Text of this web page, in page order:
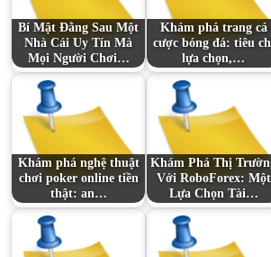
Bí Mật Đằng Sau Một
Nhà Cái Uy Tín Mà
Mọi Người Chơi…
Khám phá trang cá
cược bóng đá: tiêu
lựa chọn,…
Khám phá nghệ thuật
chơi poker online tiền
thật: an…
Khám Phá Thị
Với RoboForex: Một
Lựa Chọn Tài…